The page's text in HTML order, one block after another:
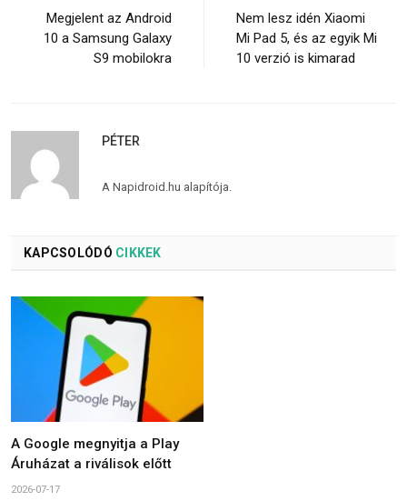
Megjelent az Android
10 a Samsung Galaxy
S9 mobilokra
Nem lesz idén Xiaomi
Mi Pad 5, és az egyik Mi
10 verzió is kimarad
PÉTER
A Napidroid.hu alapítója.
KAPCSOLÓDÓ CIKKEK
A Google megnyitja a Play
Áruházat a riválisok előtt
2026-07-17